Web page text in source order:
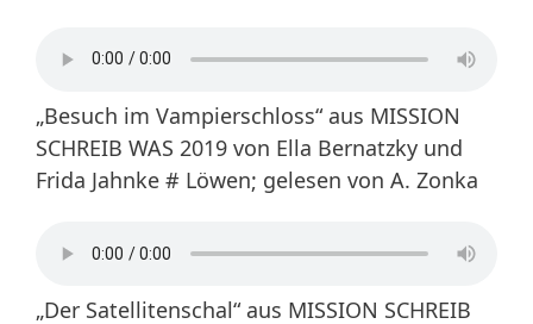
„Besuch im Vampierschloss“ aus MISSION
SCHREIB WAS 2019 von Ella Bernatzky und
Frida Jahnke # Löwen; gelesen von A. Zonka
„Der Satellitenschal“ aus MISSION SCHREIB